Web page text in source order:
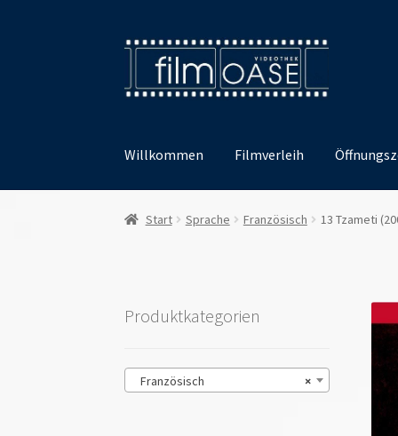
Zur
Navigation
springen
Zum
Inhalt
springen
Willkommen Filmverleih
Start Sprache Französisch 13 Tzameti
Produktkategorien
×
Französisch